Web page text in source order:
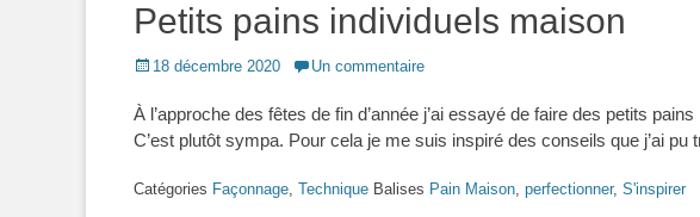
Petits pains individuels maison
Posted
18 décembre 2020 Un commentaire
À l’approche des fêtes de fin d’année j’ai essayé de faire des petits
C’est plutôt sympa. Pour cela je me suis inspiré des conseils que j’ai pu
Catégories Façonnage, Technique Balises Pain Maison, perfectionner, S'inspirer